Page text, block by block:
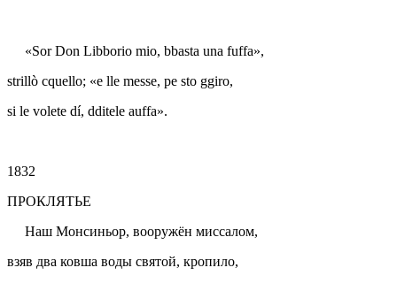
«Sor Don Libborio mio, bbasta una fuffa»,
strillò cquello; «e lle messe, pe sto ggiro,
si le volete dí, dditele auffa».
1832
ПРОКЛЯТЬЕ
Наш Монсиньор, вооружён миссалом,
взяв два ковша воды святой, кропило,